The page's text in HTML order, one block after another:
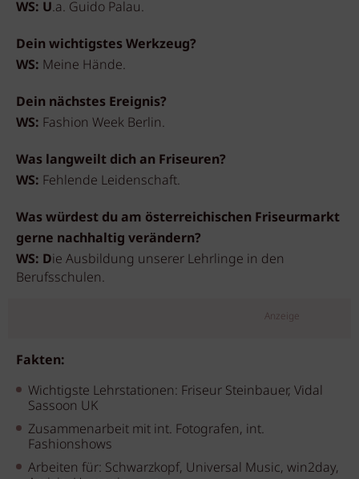
WS: U.a. Guido Palau.
Dein wichtigstes Werkzeug?
WS: Meine Hände.
Dein nächstes Ereignis?
WS: Fashion Week Berlin.
Was langweilt dich an Friseuren?
WS: Fehlende Leidenschaft.
Was würdest du am österreichischen Friseurmarkt
gerne nachhaltig verändern?
WS: Die Ausbildung unserer Lehrlinge in den
Berufsschulen.
Anzeige
Fakten:
Wichtigste Lehrstationen: Friseur Steinbauer, Vidal
Sassoon UK
Zusammenarbeit mit int. Fotografen, int.
Fashionshows
Arbeiten für: Schwarzkopf, Universal Music, win2day,